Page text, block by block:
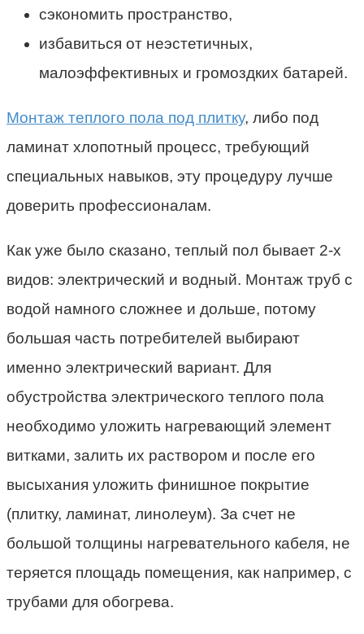
сэкономить пространство,
избавиться от неэстетичных,
малоэффективных и громоздких батарей.
Монтаж теплого пола под плитку, либо под
ламинат хлопотный процесс, требующий
специальных навыков, эту процедуру лучше
доверить профессионалам.
Как уже было сказано, теплый пол бывает 2-х
видов: электрический и водный. Монтаж труб с
водой намного сложнее и дольше, потому
большая часть потребителей выбирают
именно электрический вариант. Для
обустройства электрического теплого пола
необходимо уложить нагревающий элемент
витками, залить их раствором и после его
высыхания уложить финишное покрытие
(плитку, ламинат, линолеум). За счет не
большой толщины нагревательного кабеля, не
теряется площадь помещения, как например, с
трубами для обогрева.